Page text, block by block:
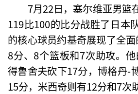
7月22日，塞尔维亚男篮
119比100的比分战胜了日本
的核心球员约基奇展现了全
8分、8个篮板和7次助攻。
得鲁舍夫砍下17分，博格丹-
15分，米西奇则有12分和7次